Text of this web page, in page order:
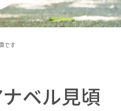
です
ベル見頃